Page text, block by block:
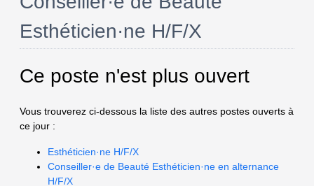
Esthéticien·ne H/F/X
Ce poste n'est plus ouvert
Vous trouverez ci-dessous la liste des autres postes ouverts à
ce jour :
Esthéticien·ne H/F/X
Conseiller·e de Beauté Esthéticien·ne en alternance
H/F/X